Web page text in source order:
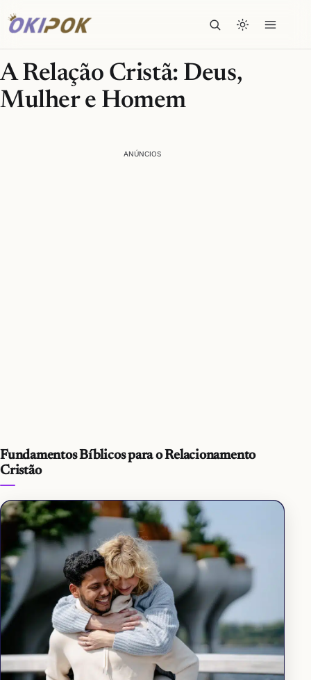
A Relação Cristã: Deus,
Mulher e Homem
ANÚNCIOS
Fundamentos Bíblicos para o Relacionamento
Cristão